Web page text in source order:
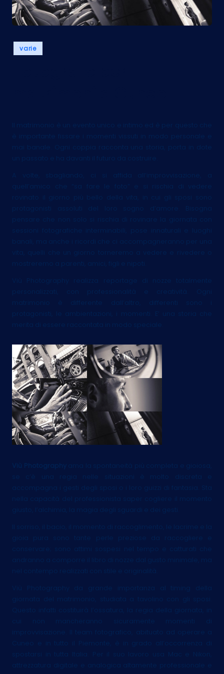
Posted
in
varie
Il matrimonio è un evento unico e intimo ed è per questo che
è importante fissare i momenti vissuti in modo personale e
mai banale. Ogni coppia racconta una storia, porta in dote
un passato e ha davanti il futuro da costruire.
A volte, sbagliando, ci si affida all’improvvisazione, a
quell’amico che “sa fare le foto” e si rischia di vedere
rovinato il giorno più bello della vita, in cui gli sposi sono
protagonisti assoluti del loro sogno d’amore. Bisogna
pensare che non solo si rischia di rovinare la giornata con
sessioni fotografiche interminabili, pose innaturali e luoghi
banali, ma anche i ricordi che ci accompagneranno per una
vita, quelli che un giorno torneremo a vedere e rivedere o
mostreremo a parenti, amici, figli e nipoti.
Viù Photography realizza reportage di nozze totalmente
personalizzati, con professionalità e creatività. Ogni
matrimonio è differente dall’altro, differenti sono i
protagonisti, le ambientazioni, i momenti. E’ una storia che
merita di essere raccontata in modo speciale.
Viù Photography
ama la spontaneità più completa e gioiosa,
se c’è una regia nelle situazioni è molto discreta e
accompagna i gesti degli sposi o i loro guizzi di fantasia. Sta
nella capacità del professionista saper cogliere il momento
giusto, l’alchimia, la magia degli sguardi e dei gesti.
Il sorriso, il bacio, il momento di raccoglimento, le lacrime e la
gioia pura sono tante perle preziose da raccogliere e
conservare; sono attimi sospesi nel tempo e catturati che
andranno a comporre il libro di nozze dal gusto minimale, ma
nel contempo realizzati con stile e originalità.
Viù Photography da grande importanza al timing della
giornata del matrimonio, studiata a tavolino con gli sposi.
Questo infatti costituirà l’ossatura, la regia della giornata, in
cui non mancheranno sicuramente momenti di
improvvisazione. Il team fotografico, abituato ad operare a
Cuneo e in tutto il Piemonte, è in grado all’occorrenza di
spostarsi in tutta Italia. Per il suo lavoro usa Mac e Nikon,
attrezzatura digitale e analogica altamente professionale e